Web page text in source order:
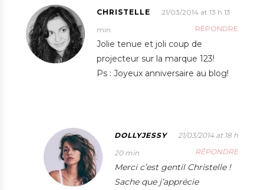
CHRISTELLE
21/03/2014 at 13 h 13
min
RÉPONDRE
Jolie tenue et joli coup de
projecteur sur la marque 123!
Ps : Joyeux anniversaire au blog!
DOLLYJESSY
21/03/2014 at 18 h
20 min
RÉPONDRE
Merci c’est gentil Christelle !
Sache que j’apprécie